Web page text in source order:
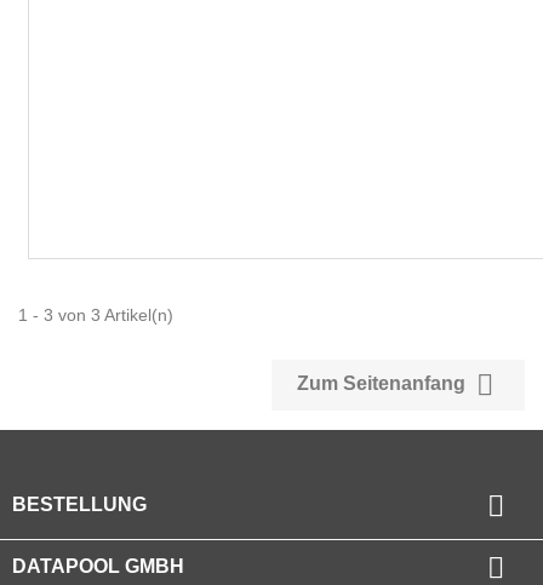
1 - 3 von 3 Artikel(n)
Zum Seitenanfang 
BESTELLUNG 
DATAPOOL GMBH 